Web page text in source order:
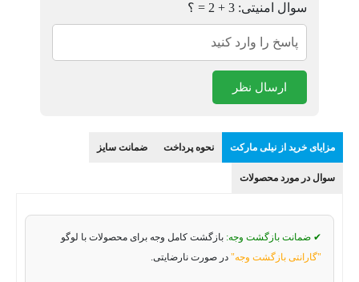
سوال امنیتی: 3 + 2 = ؟
ارسال نظر
مزایای خرید از نیلی مارکت نحوه پرداخت ضمانت سایز
سوال در مورد محصولات
✔ ضمانت بازگشت وجه: بازگشت کامل وجه برای محصولات با لوگو
"گارانتی بازگشت وجه" در صورت نارضایتی.